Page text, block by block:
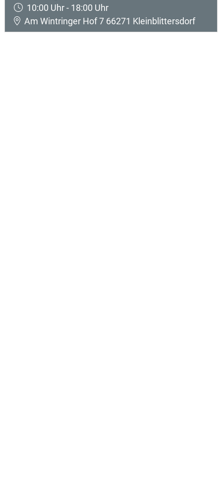
10:00 Uhr - 18:00 Uhr
Am Wintringer Hof 7 66271 Kleinblittersdorf